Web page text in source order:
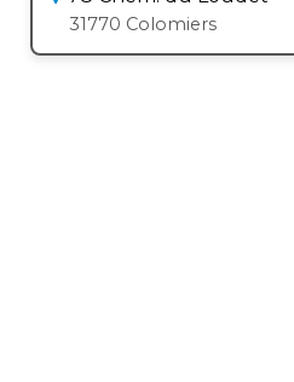
31770 Colomiers